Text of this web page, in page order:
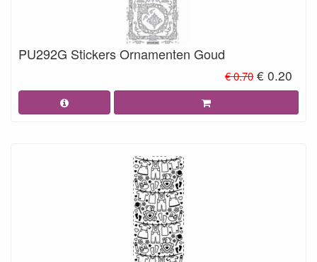
PU292G Stickers Ornamenten Goud
€ 0.70 € 0.20